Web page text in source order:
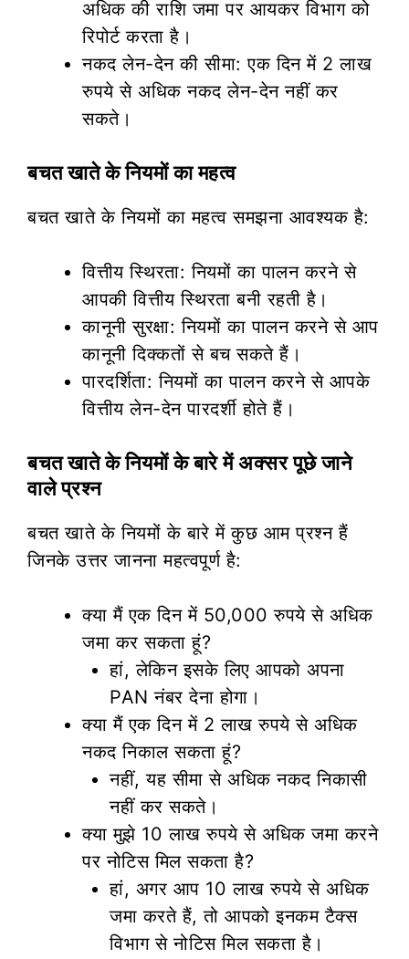
अधिक की राशि जमा पर आयकर विभाग को
रिपोर्ट करता है।
नकद लेन-देन की सीमा: एक दिन में 2 लाख
रुपये से अधिक नकद लेन-देन नहीं कर
सकते।
बचत खाते के नियमों का महत्व
बचत खाते के नियमों का महत्व समझना आवश्यक है:
वित्तीय स्थिरता: नियमों का पालन करने से
आपकी वित्तीय स्थिरता बनी रहती है।
कानूनी सुरक्षा: नियमों का पालन करने से आप
कानूनी दिक्कतों से बच सकते हैं।
पारदर्शिता: नियमों का पालन करने से आपके
वित्तीय लेन-देन पारदर्शी होते हैं।
बचत खाते के नियमों के बारे में अक्सर पूछे जाने
वाले प्रश्न
बचत खाते के नियमों के बारे में कुछ आम प्रश्न हैं
जिनके उत्तर जानना महत्वपूर्ण है:
क्या मैं एक दिन में 50,000 रुपये से अधिक
जमा कर सकता हूं?
हां, लेकिन इसके लिए आपको अपना
PAN नंबर देना होगा।
क्या मैं एक दिन में 2 लाख रुपये से अधिक
नकद निकाल सकता हूं?
नहीं, यह सीमा से अधिक नकद निकासी
नहीं कर सकते।
क्या मुझे 10 लाख रुपये से अधिक जमा करने
पर नोटिस मिल सकता है?
हां, अगर आप 10 लाख रुपये से अधिक
जमा करते हैं, तो आपको इनकम टैक्स
विभाग से नोटिस मिल सकता है।